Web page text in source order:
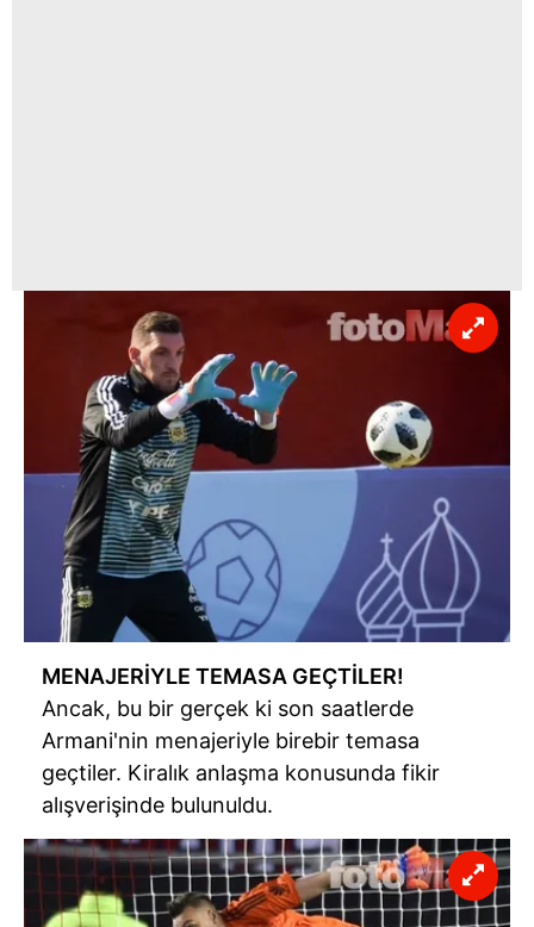
Çerezlere ilişkin tercihlerinizi aşağıda yer alan panel
vasıtasıyla belirleyebilirsiniz. Çerezlere ilişkin detaylı bilgi
için Ayarlar butonuna tıklayabilir,Çerez Bilgilendirme
Metnimiziziyaret edebilirsiniz.
6698 sayılı Kişisel Verilerin Korunması Kanunu uyarınca
hazırlanmış Aydınlatma Metnimizi okumak ve sitemizde
ilgili mevzuata uygun olarak kullanılan çerezlerle ilgili bilgi
almak için lütfentıklayınız.
MENAJERİYLE TEMASA GEÇTİLER!
Ancak, bu bir gerçek ki son saatlerde
Armani'nin menajeriyle birebir temasa
geçtiler. Kiralık anlaşma konusunda fikir
alışverişinde bulunuldu.